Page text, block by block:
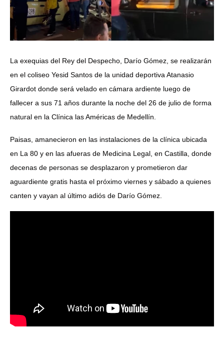
La exequias del Rey del Despecho, Darío Gómez, se realizarán
en el coliseo Yesid Santos de la unidad deportiva Atanasio
Girardot donde será velado en cámara ardiente luego de
fallecer a sus 71 años durante la noche del 26 de julio de forma
natural en la Clínica las Américas de Medellín.
Paisas, amanecieron en las instalaciones de la clínica ubicada
en La 80 y en las afueras de Medicina Legal, en Castilla, donde
decenas de personas se desplazaron y prometieron dar
aguardiente gratis hasta el próximo viernes y sábado a quienes
canten y vayan al último adiós de Darío Gómez.